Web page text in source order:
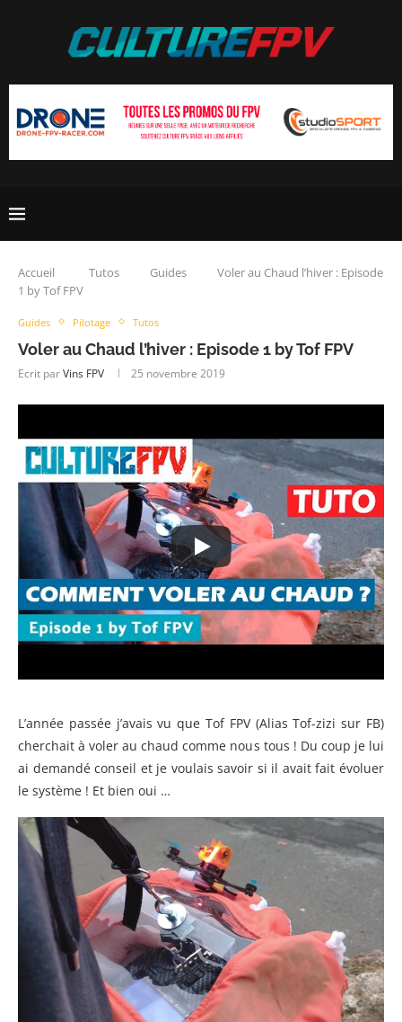
Accueil Tutos Guides
Voler au Chaud l’hiver : Episode
1 by Tof FPV
Guides Pilotage Tutos
Voler au Chaud l’hiver : Episode 1 by Tof FPV
Ecrit parVins FPV 25 novembre 2019
L’année passée j’avais vu que Tof FPV (Alias Tof-zizi sur FB)
cherchait à voler au chaud comme nous tous ! Du coup je lui
ai demandé conseil et je voulais savoir si il avait fait évoluer
le système ! Et bien oui …